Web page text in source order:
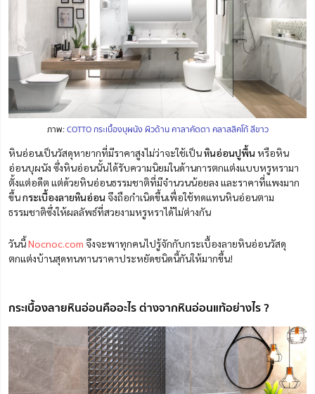
ภาพ:COTTO กระเบื้องบุผนัง ผิวด้าน คาลาคัตตา คลาสสิคโก้ สีขาว
หินอ่อนเป็นวัสดุหายากที่มีราคาสูงไม่ว่าจะใช้เป็นหินอ่อนปูพื้นหรือหิน
อ่อนบุผนัง ซึ่งหินอ่อนนั้นได้รับความนิยมในด้านการตกแต่งแบบหรูหรามา
ตั้งแต่อดีต แต่ด้วยหินอ่อนธรรมชาติที่มีจำนวนน้อยลง และราคาที่แพงมาก
ขึ้นกระเบื้องลายหินอ่อน จึงถือกำเนิดขึ้นเพื่อใช้ทดแทนหินอ่อนตาม
ธรรมชาติซึ่งให้ผลลัพธ์ที่สวยงามหรูหราได้ไม่ต่างกัน
วันนี้Nocnoc.com จึงจะพาทุกคนไปรู้จักกับกระเบื้องลายหินอ่อนวัสดุ
ตกแต่งบ้านสุดทนทานราคาประหยัดชนิดนี้กันให้มากขึ้น!
กระเบื้องลายหินอ่อนคืออะไร ต่างจากหินอ่อนแท้อย่างไร ?